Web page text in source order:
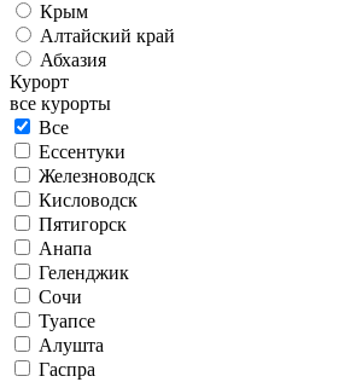
Крым
Алтайский край
Абхазия
Курорт
все курорты
Все
Ессентуки
Железноводск
Кисловодск
Пятигорск
Анапа
Геленджик
Сочи
Туапсе
Алушта
Гаспра